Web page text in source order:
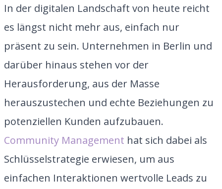
In der digitalen Landschaft von heute reicht
es längst nicht mehr aus, einfach nur
präsent zu sein. Unternehmen in Berlin und
darüber hinaus stehen vor der
Herausforderung, aus der Masse
herauszustechen und echte Beziehungen zu
potenziellen Kunden aufzubauen.
Community Management hat sich dabei als
Schlüsselstrategie erwiesen, um aus
einfachen Interaktionen wertvolle Leads zu